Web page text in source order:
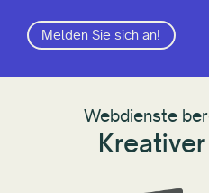
Melden Sie sich an!
Webdienste